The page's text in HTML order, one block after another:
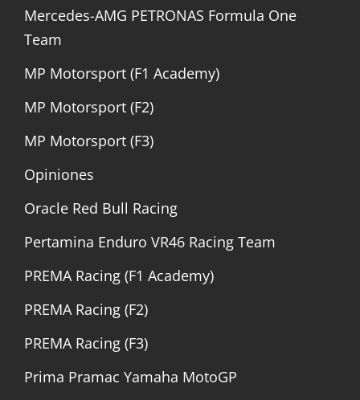
Mercedes-AMG PETRONAS Formula One
Team
MP Motorsport (F1 Academy)
MP Motorsport (F2)
MP Motorsport (F3)
Opiniones
Oracle Red Bull Racing
Pertamina Enduro VR46 Racing Team
PREMA Racing (F1 Academy)
PREMA Racing (F2)
PREMA Racing (F3)
Prima Pramac Yamaha MotoGP